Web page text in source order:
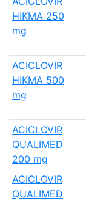
HIKMA 250
mg
ACICLOVIR
HIKMA 500
mg
ACICLOVIR
QUALIMED
200 mg
ACICLOVIR
QUALIMED